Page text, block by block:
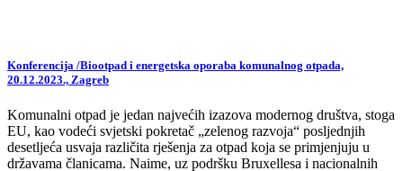
Konferencija /Biootpad i energetska oporaba komunalnog otpada,
20.12.2023., Zagreb
Komunalni otpad je jedan najvećih izazova modernog društva, stoga
EU, kao vodeći svjetski pokretač „zelenog razvoja“ posljednjih
desetljeća usvaja različita rješenja za otpad koja se primjenjuju u
državama članicama. Naime, uz podršku Bruxellesa i nacionalnih